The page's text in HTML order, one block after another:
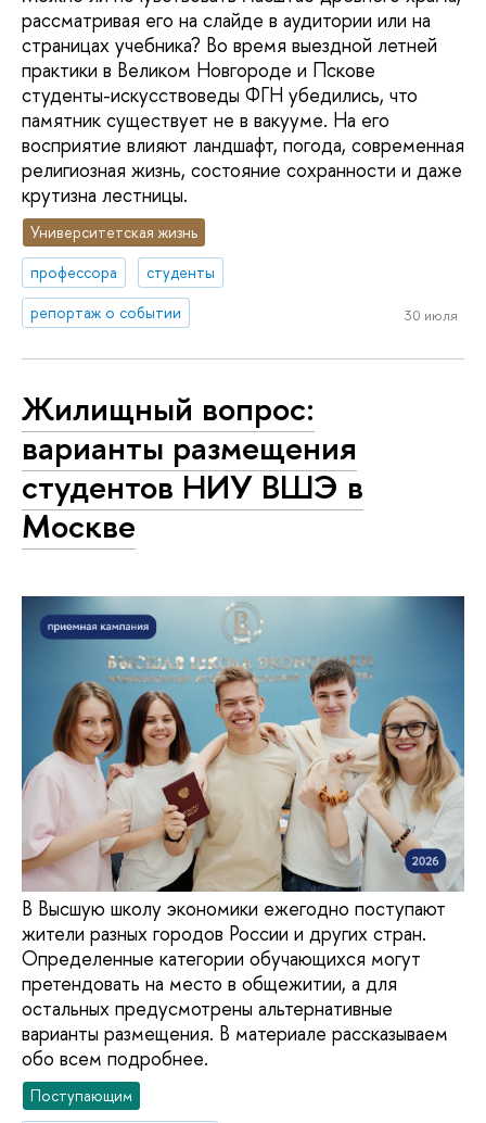
рассматривая его на слайде в аудитории или на
страницах учебника? Во время выездной летней
практики в Великом Новгороде и Пскове
студенты-искусствоведы ФГН убедились, что
памятник существует не в вакууме. На его
восприятие влияют ландшафт, погода, современная
религиозная жизнь, состояние сохранности и даже
крутизна лестницы.
Университетская жизнь
профессора
студенты
репортаж о событии
30 июля
Жилищный вопрос:
варианты размещения
студентов НИУ ВШЭ в
Москве
В Высшую школу экономики ежегодно поступают
жители разных городов России и других стран.
Определенные категории обучающихся могут
претендовать на место в общежитии, а для
остальных предусмотрены альтернативные
варианты размещения. В материале рассказываем
обо всем подробнее.
Поступающим